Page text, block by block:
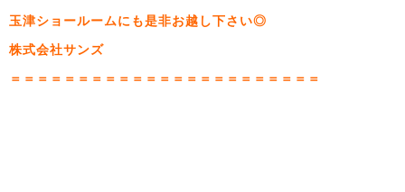
玉津ショールームにも是非お越し下さい◎
株式会社サンズ
＝＝＝＝＝＝＝＝＝＝＝＝＝＝＝＝＝＝＝＝＝＝＝